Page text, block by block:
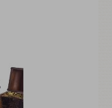
finisati..